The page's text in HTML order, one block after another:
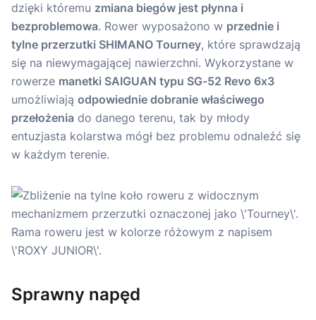
dzięki któremu zmiana biegów jest płynna i
bezproblemowa. Rower wyposażono w przednie i
tylne przerzutki SHIMANO Tourney, które sprawdzają
się na niewymagającej nawierzchni. Wykorzystane w
rowerze manetki SAIGUAN typu SG-52 Revo 6x3
umożliwiają odpowiednie dobranie właściwego
przełożenia do danego terenu, tak by młody
entuzjasta kolarstwa mógł bez problemu odnaleźć się
w każdym terenie.
Sprawny napęd